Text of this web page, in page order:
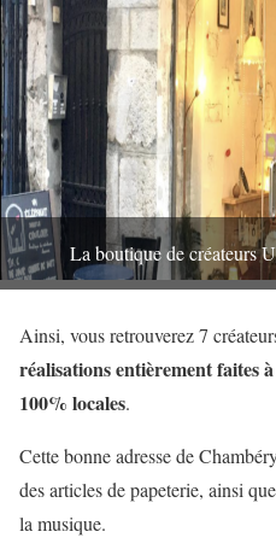
La boutique de créateurs
Ainsi, vous retrouverez 7
réalisations entièrement faites
100% locales.
Cette bonne adresse de
des articles de papeterie, ainsi
la musique.